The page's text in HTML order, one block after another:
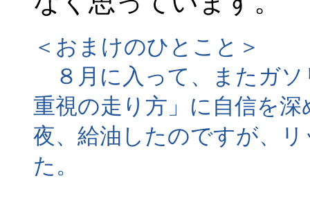
＜おまけのひとこと＞
８月に入って、またガソ
重視の走り方」に自信を
夜、給油したのですが、
た。